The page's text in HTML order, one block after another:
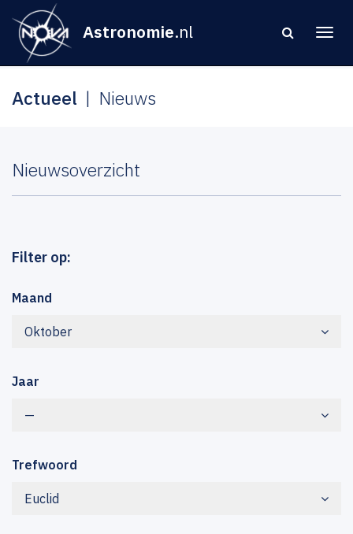
Astronomie.nl
Actueel Nieuws
Nieuwsoverzicht
Filter op:
Maand
Oktober
Jaar
—
Trefwoord
Euclid